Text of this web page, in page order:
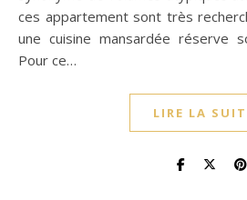
ces appartement sont très
une cuisine mansardée réserve
Pour ce…
LIRE LA